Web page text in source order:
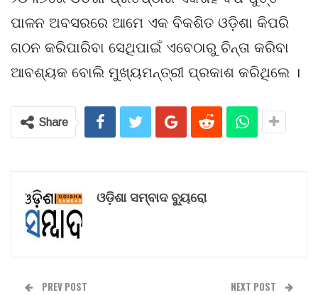
ପାଳନ ଅବସରରେ ଆମେ ଏକ ବିକଶିତ ଓଡ଼ିଶା କିପରି
ଗଠନ କରିପାରିବା ସେଥିପାଇଁ ଏବେଠାରୁ ଚିନ୍ତା କରିବା
ଆବଶ୍ୟକ ବୋଲି ମୁଖ୍ୟମନ୍ତ୍ରୀ ପ୍ରକାଶ କରିଥିଲେ ।
Share
ଓଡ଼ିଶା ସମ୍ବାଦ ବ୍ୟୁରୋ
PREV POST NEXT POST